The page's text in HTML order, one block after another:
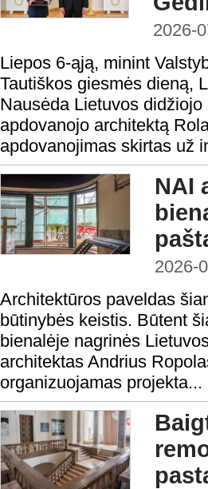
2026-
Liepos 6-ąją, minint
Tautiškos giesmės dieną,
Nausėda Lietuvos
apdovanojo architektą
apdovanojimas skirtas už
NAI
2026-
Architektūros paveldas
būtinybės keistis. Būtent
bienalėje nagrinės
architektas Andrius
organizuojamas projekta...